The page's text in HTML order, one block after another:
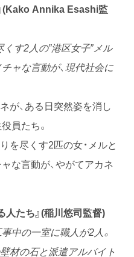
(Kako Annika Esashi監
す2人の”港区女子”メル
ャな言動が、現代社会に
が、ある日突然姿を消し
員たち。
を尽くす2匹の女・メルと
な言動が、やがてアカネ
人たち』(稲川悠司監督)
中の一室に職人が2人。
材の石と派遣アルバイト